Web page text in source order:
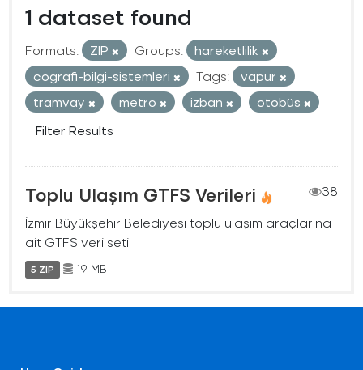
1 dataset found
Formats: ZIP Groups:
hareketlilik
cografi-bilgi-sistemleri
Tags:
vapur
tramvay
metro izban
otobüs
Filter Results
Toplu Ulaşım GTFS Verileri
38
İzmir Büyükşehir Belediyesi toplu ulaşım araçlarına
ait GTFS veri seti
5 ZIP 19 MB